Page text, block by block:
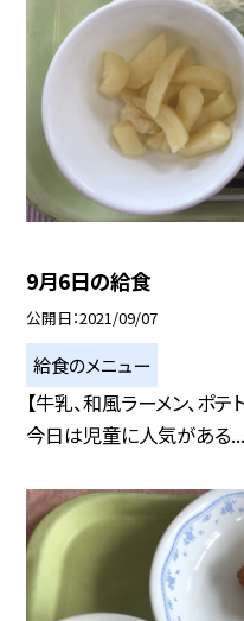
9月6日の給食
公開日 2021/09/07
給食のメニュー
【牛乳、和風ラーメン、ポ
今日は児童に人気がある...